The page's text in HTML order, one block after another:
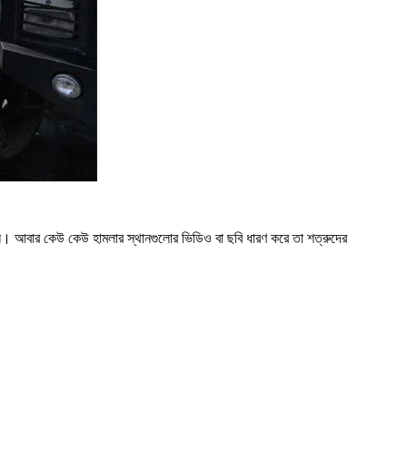
আবার কেউ কেউ হামলার স্থানগুলোর ভিডিও বা ছবি ধারণ করে তা শত্রুদের